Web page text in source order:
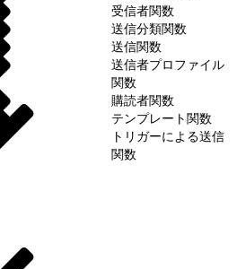
受信者関数
送信分類関数
送信関数
送信者プロファイル
関数
購読者関数
テンプレート関数
トリガーによる送信
関数